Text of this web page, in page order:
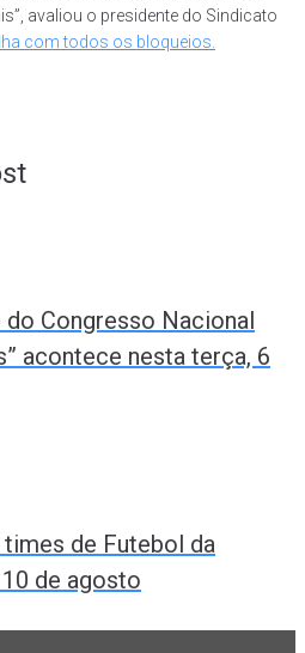
avaliou o presidente do Sindicato
com todos os bloqueios.
do Congresso Nacional
acontece nesta terça, 6
times de Futebol da
de agosto